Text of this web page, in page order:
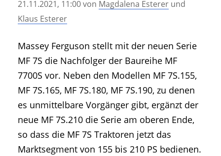
• Geschichte und Geschichten
• Messen und Veranstaltungen
• Agritechnica Neuheiten Archiv
• Artikel nach Hersteller/Marke
21.11.2021, 11:00von Magdalena Esterer und
Klaus Esterer
Massey Ferguson stellt mit der neuen Serie
MF 7S die Nachfolger der Baureihe MF
7700S vor. Neben den Modellen MF 7S.155,
MF 7S.165, MF 7S.180, MF 7S.190, zu denen
es unmittelbare Vorgänger gibt, ergänzt der
neue MF 7S.210 die Serie am oberen Ende,
so dass die MF 7S Traktoren jetzt das
Marktsegment von 155 bis 210 PS bedienen.